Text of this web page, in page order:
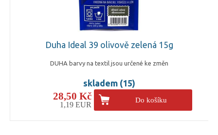
Duha Ideal 39 olivově zelená 15g
DUHA barvy na textil jsou určené ke změn
skladem (15)
28,50 Kč
1,19 EUR
Do košíku